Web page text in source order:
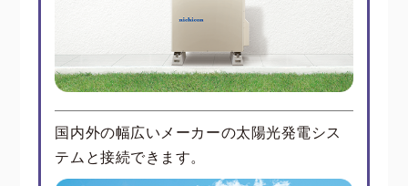
国内外の幅広いメーカーの太陽光発電シス
テムと接続できます。